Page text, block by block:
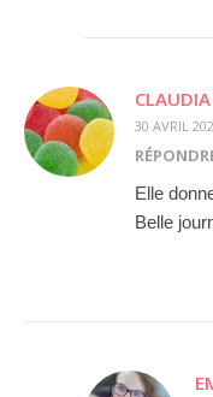
30 AVRIL
Elle
Belle